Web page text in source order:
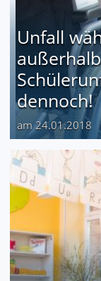
Unfall
dennoch!
am 24.01.2018